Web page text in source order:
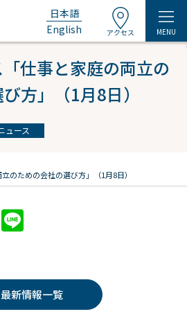
日本語
English
アクセス MENU
仕事と家庭の両立の
方」（1月8日）
ュース
のための会社の選び方」（1月8日）
H
最新情報一覧